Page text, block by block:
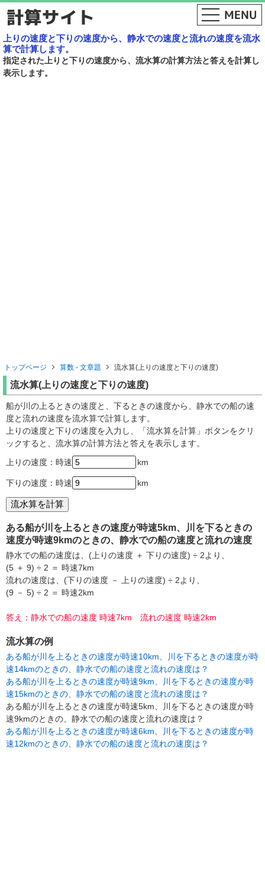
上りの速度と下りの速度から、静水での速度と流れの速度を流水
算で計算します。
指定された上りと下りの速度から、流水算の計算方法と答えを計算し
表示します。
トップページ 算数 - 文章題 流水算(上りの速度と下りの速度)
流水算(上りの速度と下りの速度)
船が川の上るときの速度と、下るときの速度から、静水での船の速
度と流れの速度を流水算で計算します。
上りの速度と下りの速度を入力し、「流水算を計算」ボタンをクリ
ックすると、流水算の計算方法と答えを表示します。
上りの速度：時速
km
下りの速度：時速 km
ある船が川を上るときの速度が時速5km、川を下るときの
速度が時速9kmのときの、静水での船の速度と流れの速度
静水での船の速度は、(上りの速度 ＋ 下りの速度) ÷ 2より、
(5 ＋ 9) ÷ 2 ＝ 時速7km
流れの速度は、(下りの速度 － 上りの速度) ÷ 2より、
(9 － 5) ÷ 2 ＝ 時速2km
答え：静水での船の速度 時速7km 流れの速度 時速2km
流水算の例
ある船が川を上るときの速度が時速10km、川を下るときの速度が時
速14kmのときの、静水での船の速度と流れの速度は？
ある船が川を上るときの速度が時速9km、川を下るときの速度が時
速15kmのときの、静水での船の速度と流れの速度は？
ある船が川を上るときの速度が時速5km、川を下るときの速度が時
速9kmのときの、静水での船の速度と流れの速度は？
ある船が川を上るときの速度が時速6km、川を下るときの速度が時
速12kmのときの、静水での船の速度と流れの速度は？